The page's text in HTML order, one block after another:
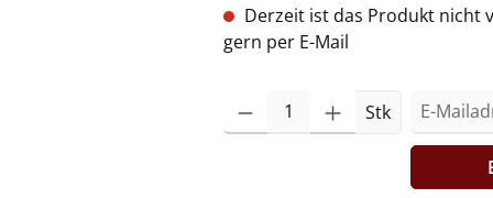
Derzeit ist das Produkt nicht
gern per E-Mail
Stk